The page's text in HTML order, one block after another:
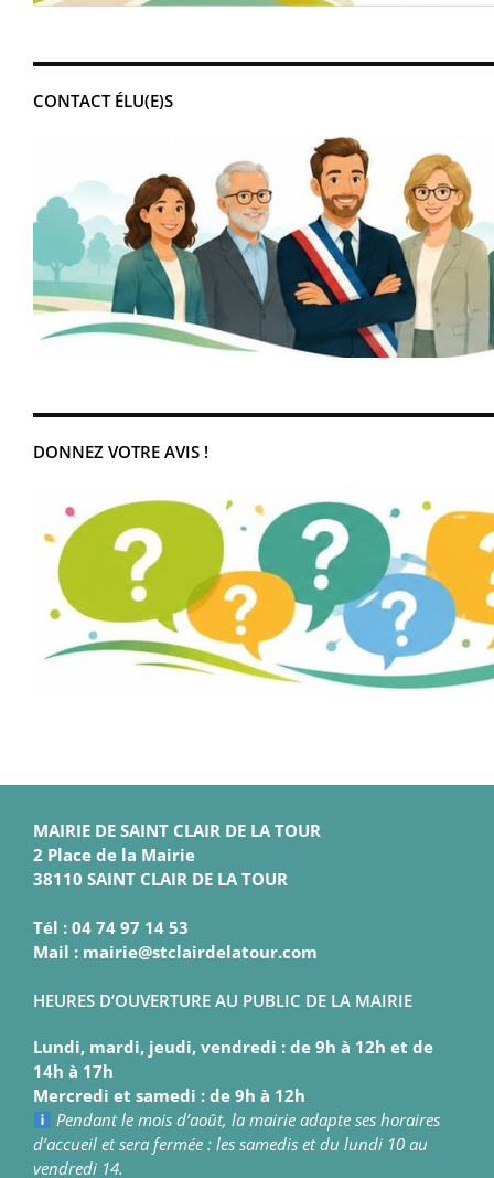
CONTACT ÉLU(E)S
DONNEZ VOTRE AVIS !
MAIRIE DE SAINT CLAIR DE LA TOUR
2 Place de la Mairie
38110 SAINT CLAIR DE LA TOUR
Tél : 04 74 97 14 53
Mail : mairie@stclairdelatour.com
HEURES D’OUVERTURE AU PUBLIC DE LA MAIRIE
Lundi, mardi, jeudi, vendredi : de 9h à 12h et de
14h à 17h
Mercredi et samedi : de 9h à 12h
Pendant le mois d’août, la mairie adapte ses horaires
d’accueil et sera fermée : les samedis et du lundi 10 au
vendredi 14.